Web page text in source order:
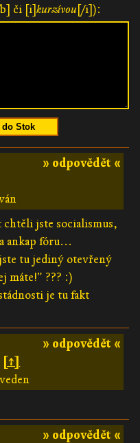
či [i]kurzívou[/i]):
Stok
» odpovědět «
jste socialismus,
ankap fóru...
tu jediný otevřený
máte!" ??? :)
je tu fakt
» odpovědět «
[↑]
» odpovědět «